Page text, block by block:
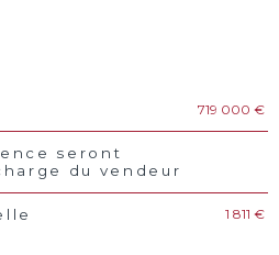
719 000 €
seront
du vendeur
1 811 €